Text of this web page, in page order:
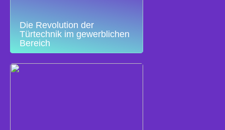
Die Revolution der
Türtechnik im gewerblichen
Bereich